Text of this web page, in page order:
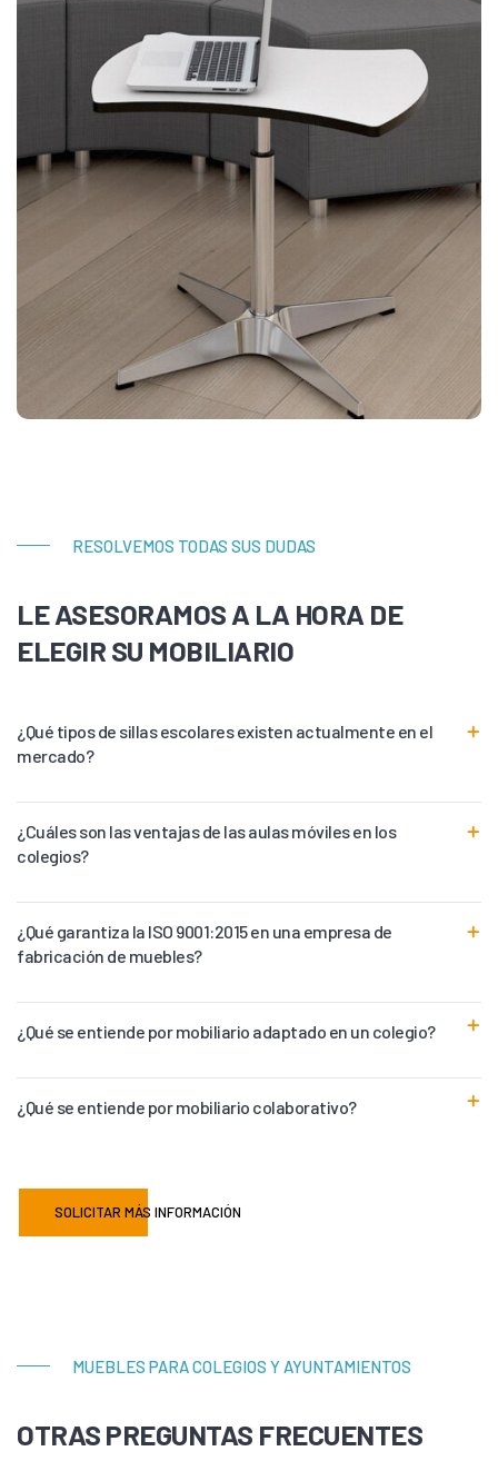
RESOLVEMOS TODAS SUS DUDAS
LE ASESORAMOS A LA HORA DE
ELEGIR SU MOBILIARIO
¿Qué tipos de sillas escolares existen actualmente en el
mercado?
¿Cuáles son las ventajas de las aulas móviles en los
colegios?
¿Qué garantiza la ISO 9001:2015 en una empresa de
fabricación de muebles?
¿Qué se entiende por mobiliario adaptado en un colegio?
¿Qué se entiende por mobiliario colaborativo?
SOLICITAR MÁS INFORMACIÓN
MUEBLES PARA COLEGIOS Y AYUNTAMIENTOS
OTRAS PREGUNTAS FRECUENTES